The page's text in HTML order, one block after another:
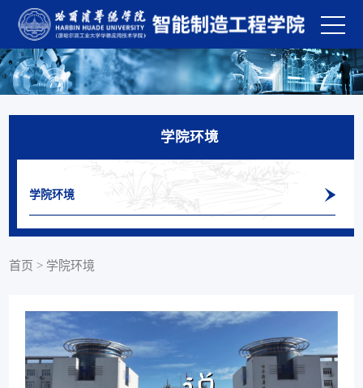
学院环境
学院环境
首页 > 学院环境